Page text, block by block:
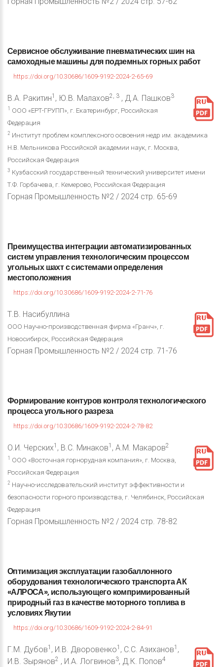
Сервисноеобслуживаниепневматическихшин на
самоходныемашиныдляподземныхгорных работ
https://doi.org/10.30686/1609-9192-2024-2-65-69
В.А. Ракитин1 , Ю.В. Малахов2, 3 , Д.А. Пашков3
1
ООО «ЕРТ-ГРУПП», г. Екатеринбург, Российская
Федерация
2 Институт проблем комплексного освоения недр им. академика
Н.В. Мельникова Российской академии наук, г. Москва,
Российская Федерация
3 Кузбасский государственный технический университет имени
Т.Ф. Горбачева, г. Кемерово, Российская Федерация
Горная Промышленность №2 / 2024 стр. 65-69
Преимуществаинтеграцииавтоматизированных
системуправлениятехнологическим процессом
угольных шахтссистемамиопределения
местоположения
https://doi.org/10.30686/1609-9192-2024-2-71-76
Т.В. Насибуллина
ООО Научно-производственная фирма «Гранч», г.
Новосибирск, Российская Федерация
Горная Промышленность №2 / 2024 стр. 71-76
Формированиеконтуровконтролятехнологического
процессаугольного разреза
https://doi.org/10.30686/1609-9192-2024-2-78-82
О.И. Черских1 , В.С. Минаков1 , А.М. Макаров2
1
ООО «Восточная горнорудная компания», г. Москва,
Российская Федерация
2 Научно-исследовательский институт эффективности и
безопасности горного производства, г. Челябинск, Российская
Федерация
Горная Промышленность №2 / 2024 стр. 78-82
Оптимизацияэксплуатации газобаллонного
оборудованиятехнологическоготранспортаАК
«АЛРОСА»,использующего компримированный
природный газ вкачествемоторноготопливав
условияхЯкутии
https://doi.org/10.30686/1609-9192-2024-2-84-91
Г.М. Дубов1 , И.В. Дворовенко1 , С.С. Азиханов1 ,
И.В. Зырянов2 , И.А. Логвинов3, Д.К. Попов4